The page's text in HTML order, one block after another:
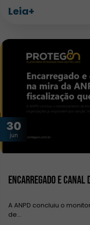
Leia+
30
jun
Encarregado e canal
A ANPD concluiu o
de…